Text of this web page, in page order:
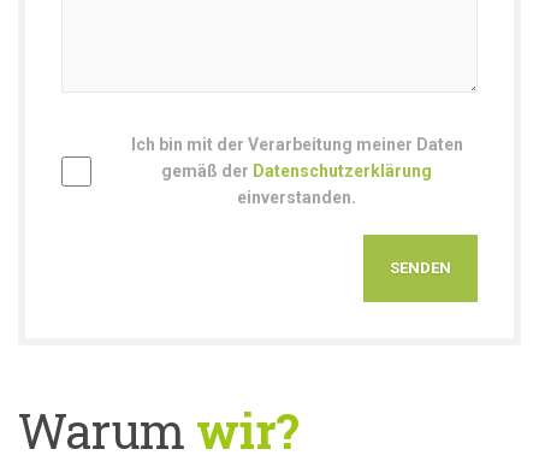
Ich bin mit der Verarbeitung meiner Daten
gemäß der Datenschutzerklärung
einverstanden.
Warum wir?